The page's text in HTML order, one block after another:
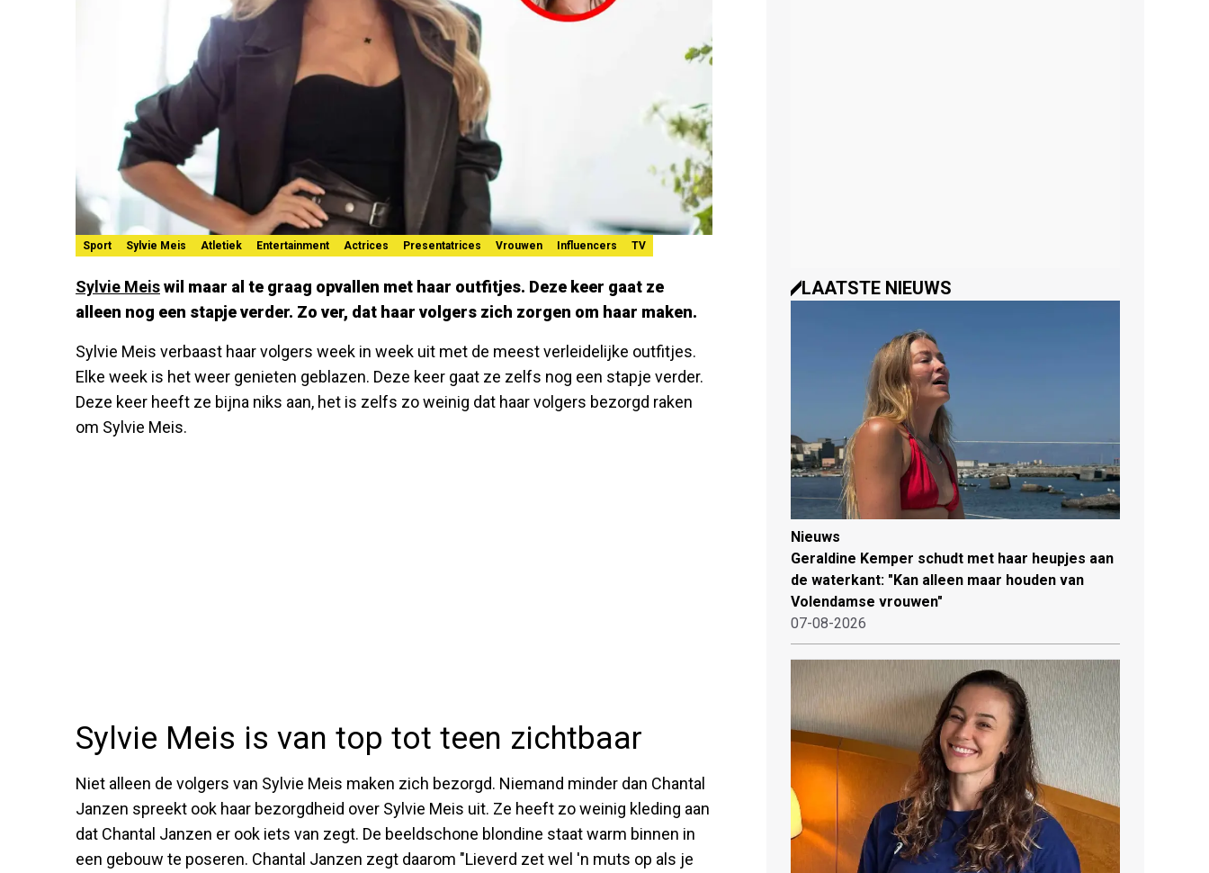
Sport Sylvie Meis Atletiek Entertainment Actrices Presentatrices Vrouwen Influencers TV
Sylvie Meiswil maar al te graag opvallen met haar outfitjes. Deze keer gaat ze
alleen nog een stapje verder. Zo ver, dat haar volgers zich zorgen om haar maken.
Sylvie Meis verbaast haar volgers week in week uit met de meest verleidelijke outfitjes.
Elke week is het weer genieten geblazen. Deze keer gaat ze zelfs nog een stapje verder.
Deze keer heeft ze bijna niks aan, het is zelfs zo weinig dat haar volgers bezorgd raken
om Sylvie Meis.
Sylvie Meis is van top tot teen zichtbaar
Niet alleen de volgers van Sylvie Meis maken zich bezorgd. Niemand minder dan Chantal
Janzen spreekt ook haar bezorgdheid over Sylvie Meis uit. Ze heeft zo weinig kleding aan
dat Chantal Janzen er ook iets van zegt. De beeldschone blondine staat warm binnen in
een gebouw te poseren. Chantal Janzen zegt daarom "Lieverd zet wel 'n muts op als je
LAATSTE NIEUWS
Nieuws
Geraldine Kemper schudt met haar heupjes aan
de waterkant: "Kan alleen maar houden van
Volendamse vrouwen"
07-08-2026